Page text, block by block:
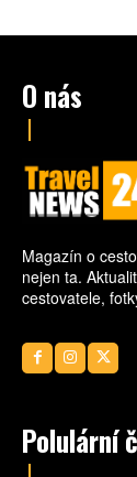
O nás
Magazín o
nejen ta.
cestovatele,
Polulární